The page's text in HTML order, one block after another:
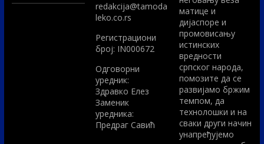
redakcija@tamoda
leko.co.rs
Регистрациони
број: IN000672
Одговорни
уредник:
Здравко Елез
Заменик
уредника:
Предраг Савић
матице и
дијаспоре и
промовисању
истинских
вредности
српског народа,
помозите да се
развијамо бржим
темпом, да
технолошки и на
сваки други начин
унапређујемо